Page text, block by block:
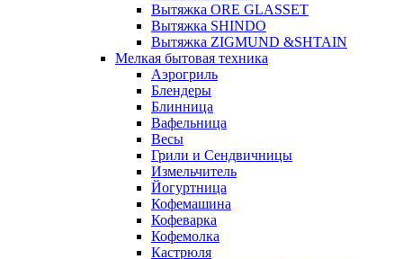
Вытяжка ORE GLASSET
Вытяжка SHINDO
Вытяжка ZIGMUND &SHTAIN
Мелкая бытовая техника
Аэрогриль
Блендеры
Блинница
Вафельница
Весы
Грили и Сендвичницы
Измельчитель
Йогуртница
Кофемашина
Кофеварка
Кофемолка
Кастрюля